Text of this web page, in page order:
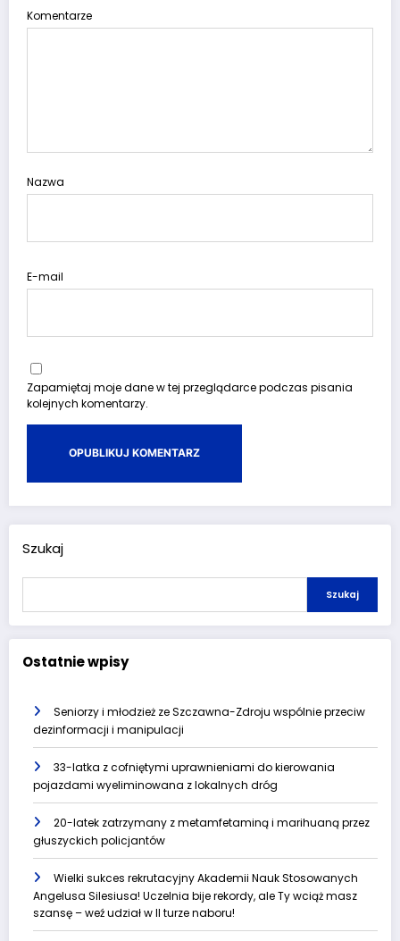
Komentarze
Nazwa
E-mail
Zapamiętaj moje dane w tej przeglądarce podczas pisania
kolejnych komentarzy.
Szukaj
Szukaj
Ostatnie wpisy
Seniorzy i młodzież ze Szczawna-Zdroju wspólnie przeciw
dezinformacji i manipulacji
33-latka z cofniętymi uprawnieniami do kierowania
pojazdami wyeliminowana z lokalnych dróg
20-latek zatrzymany z metamfetaminą i marihuaną przez
głuszyckich policjantów
Wielki sukces rekrutacyjny Akademii Nauk Stosowanych
Angelusa Silesiusa! Uczelnia bije rekordy, ale Ty wciąż masz
szansę – weź udział w II turze naboru!